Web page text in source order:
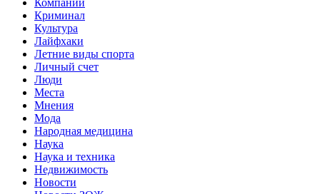
Компании
Криминал
Культура
Лайфхаки
Летние виды спорта
Личный счет
Люди
Места
Мнения
Мода
Народная медицина
Наука
Наука и техника
Недвижимость
Новости